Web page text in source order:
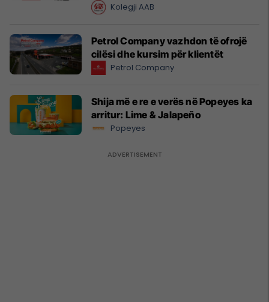
Kolegji AAB
Petrol Company vazhdon të ofrojë
cilësi dhe kursim për klientët
Petrol Company
Shija më e re e verës në Popeyes ka
arritur: Lime & Jalapeño
Popeyes